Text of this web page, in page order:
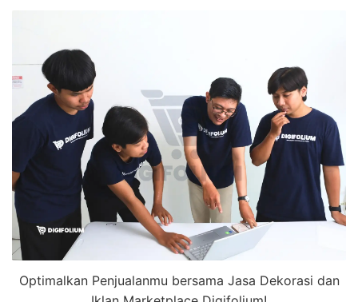
Optimalkan Penjualanmu bersama Jasa Dekorasi dan